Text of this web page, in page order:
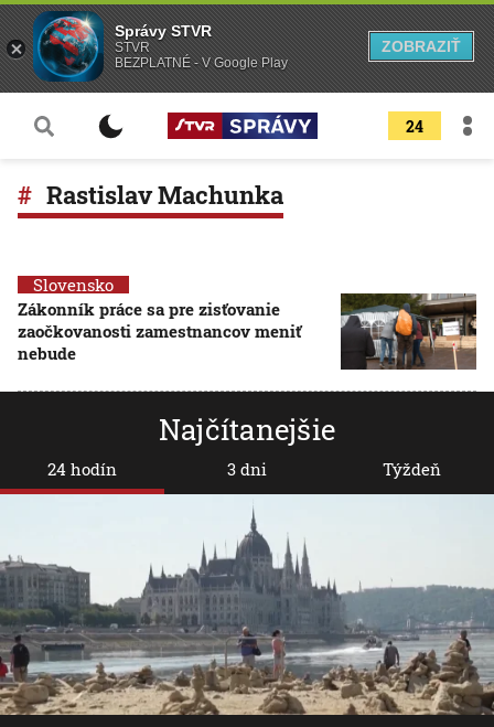
24
Rastislav Machunka
Slovensko
Zákonník práce sa pre zisťovanie
zaočkovanosti zamestnancov meniť
nebude
Najčítanejšie
24 hodín 3 dni Týždeň
Správy STVR
STVR
BEZPLATNÉ - V Google Play
ZOBRAZIŤ